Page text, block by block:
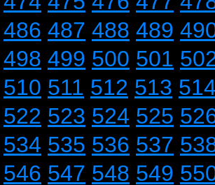
486 487 488 489
498 499 500 501
510 511 512 513
522 523 524 525
534 535 536 537
546 547 548 549